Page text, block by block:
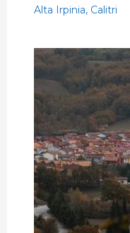
Alta Irpinia, Calitri